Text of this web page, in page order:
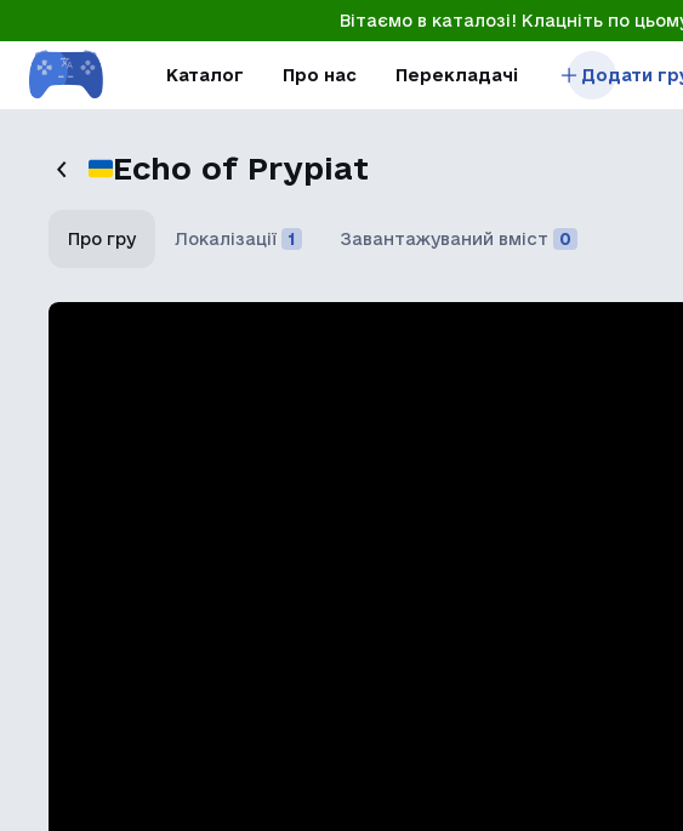
Вітаємо в каталозі! Клацніть по
Каталог Про нас Перекладачі Додати
Echo of Prypiat
Про гру Локалізації 1 Завантажуваний вміст 0